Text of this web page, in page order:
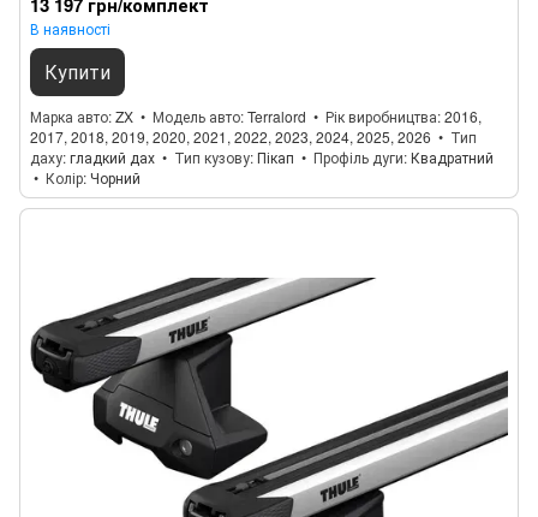
В наявності
Купити
Марка авто ZX Модель авто Terralord Рік виробництва 2016,
2017, 2018, 2019, 2020, 2021, 2022, 2023, 2024, 2025, 2026
Тип
даху гладкий дах Тип кузову Пікап Профіль дуги Квадратний
Колір Чорний